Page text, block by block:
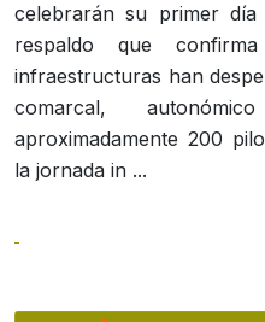
celebrarán su primer
respaldo que
infraestructuras han
comarcal,
aproximadamente 200
la jornada in ...